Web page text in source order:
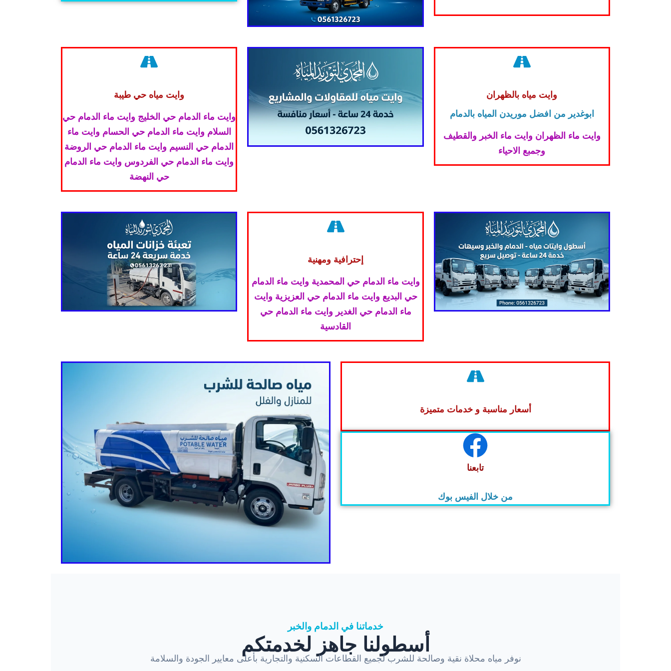
وايت مياه بالظهران
ابوغدير من افضل موريدن المياه بالدمام
وايت ماء الظهران وايت ماء الخبر والقطيف
وجمبع الاحياء
وايت مياه حي طيبة
وايت ماء الدمام حي الخليج وايت ماء الدمام حي
السلام وايت ماء الدمام حي الحسام وايت ماء
الدمام حي النسيم وايت ماء الدمام حي الروضة
وايت ماء الدمام حي الفردوس وايت ماء الدمام
حي النهضة
إحترافية ومهنية
وايت ماء الدمام حي المحمدية وايت ماء الدمام
حي البديع وايت ماء الدمام حي العزيزية وايت
ماء الدمام حي الغدير وايت ماء الدمام حي
القادسية
أسعار مناسبة و خدمات متميزة
تابعنا
من خلال الفيس بوك
خدماتنا في الدمام والخبر
أسطولنا جاهز لخدمتكم
نوفر مياه محلاة نقية وصالحة للشرب لجميع القطاعات السكنية والتجارية بأعلى معايير الجودة والسلامة